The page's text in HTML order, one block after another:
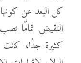
كل البعد عن
النقيض تمامًا
كثيرة جدًا، كانت